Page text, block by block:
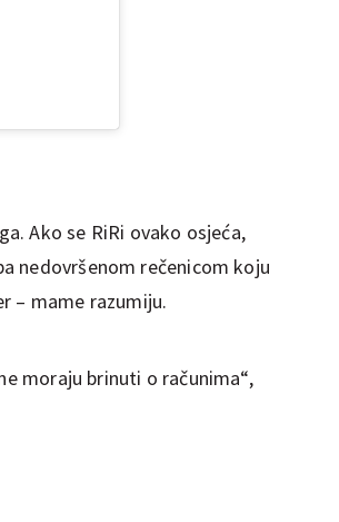
Ako se RiRi ovako osjeća,
nedovršenom rečenicom koju
– mame razumiju.
moraju brinuti o računima“,